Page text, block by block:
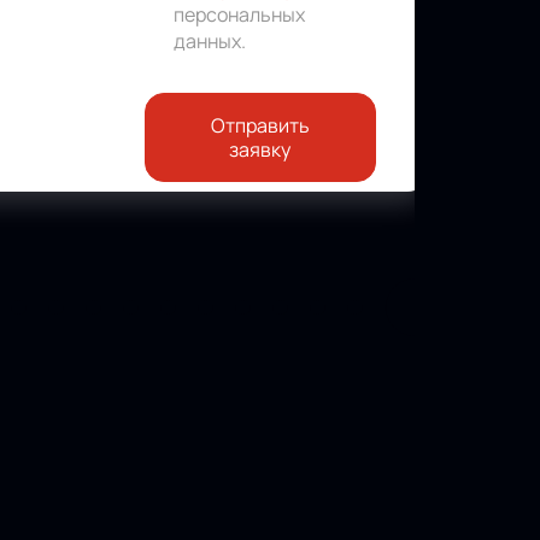
персональных
данных.
Отправить
заявку